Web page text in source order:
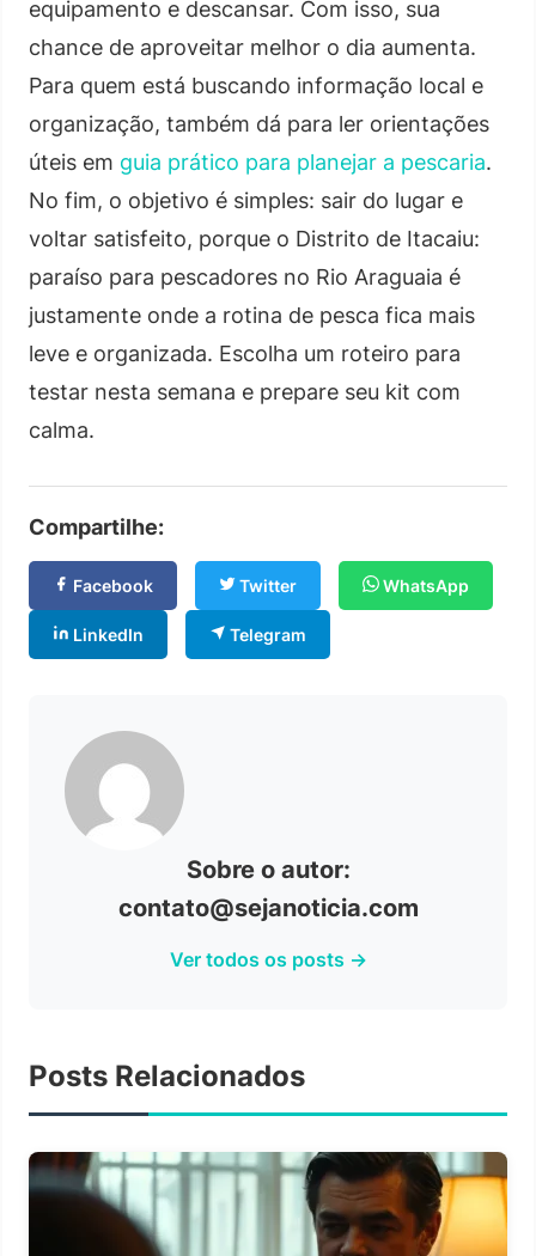
equipamento e descansar. Com isso, sua
chance de aproveitar melhor o dia aumenta.
Para quem está buscando informação local e
organização, também dá para ler orientações
úteis em guia prático para planejar a pescaria.
No fim, o objetivo é simples: sair do lugar e
voltar satisfeito, porque o Distrito de Itacaiu:
paraíso para pescadores no Rio Araguaia é
justamente onde a rotina de pesca fica mais
leve e organizada. Escolha um roteiro para
testar nesta semana e prepare seu kit com
calma.
Compartilhe:
Facebook Twitter WhatsApp
LinkedIn Telegram
Sobre o autor:
contato@sejanoticia.com
Ver todos os posts →
Posts Relacionados